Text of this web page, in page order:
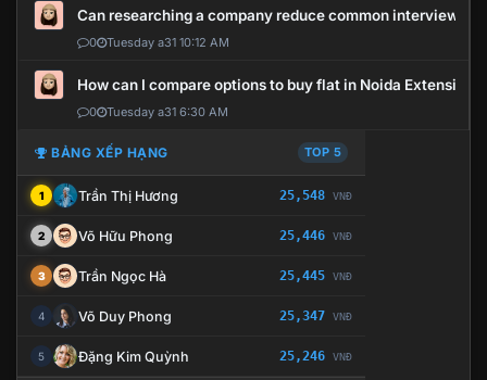
Can researching a company reduce common interview
0 Tuesday a31 10:12 AM
How can I compare options to buy flat in Noida Extension?
0 Tuesday a31 6:30 AM
BẢNG XẾP HẠNG TOP 5
1 Trần Thị Hương 25,548 VNĐ
2 Võ Hữu Phong 25,446 VNĐ
3 Trần Ngọc Hà 25,445 VNĐ
4 Võ Duy Phong 25,347 VNĐ
5 Đặng Kim Quỳnh 25,246 VNĐ